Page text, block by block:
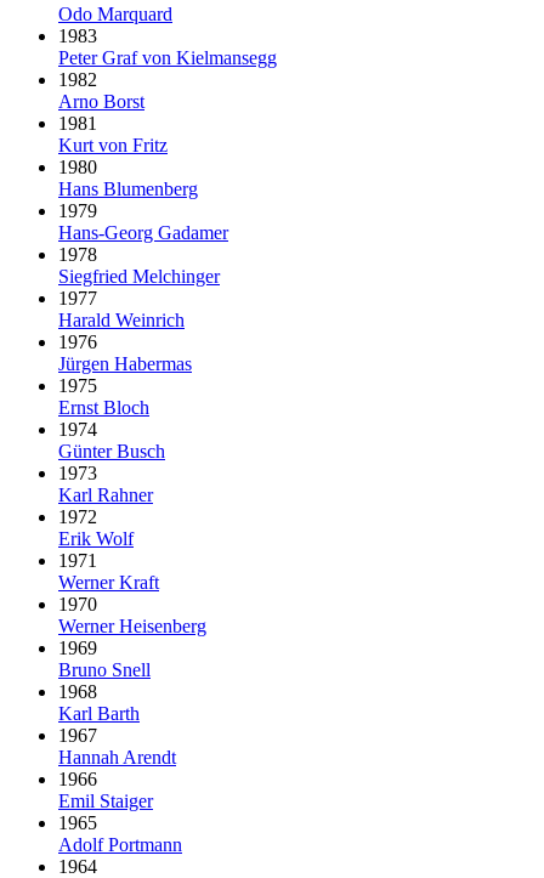
Odo Marquard
1983
Peter Graf von Kielmansegg
1982
Arno Borst
1981
Kurt von Fritz
1980
Hans Blumenberg
1979
Hans-Georg Gadamer
1978
Siegfried Melchinger
1977
Harald Weinrich
1976
Jürgen Habermas
1975
Ernst Bloch
1974
Günter Busch
1973
Karl Rahner
1972
Erik Wolf
1971
Werner Kraft
1970
Werner Heisenberg
1969
Bruno Snell
1968
Karl Barth
1967
Hannah Arendt
1966
Emil Staiger
1965
Adolf Portmann
1964